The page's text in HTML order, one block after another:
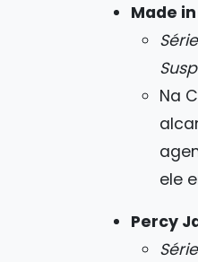
Made
Na
ele
Percy